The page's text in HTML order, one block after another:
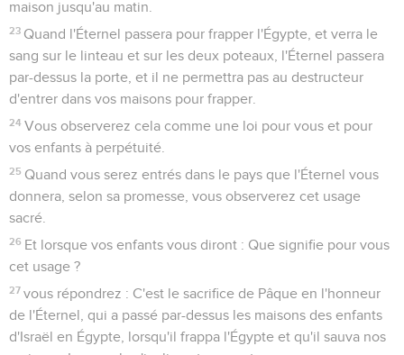
maison jusqu'au matin.
23 Quand l'Éternel passera pour frapper l'Égypte, et verra le
sang sur le linteau et sur les deux poteaux, l'Éternel passera
par-dessus la porte, et il ne permettra pas au destructeur
d'entrer dans vos maisons pour frapper.
24 Vous observerez cela comme une loi pour vous et pour
vos enfants à perpétuité.
25 Quand vous serez entrés dans le pays que l'Éternel vous
donnera, selon sa promesse, vous observerez cet usage
sacré.
26 Et lorsque vos enfants vous diront : Que signifie pour vous
cet usage ?
27 vous répondrez : C'est le sacrifice de Pâque en l'honneur
de l'Éternel, qui a passé par-dessus les maisons des enfants
d'Israël en Égypte, lorsqu'il frappa l'Égypte et qu'il sauva nos